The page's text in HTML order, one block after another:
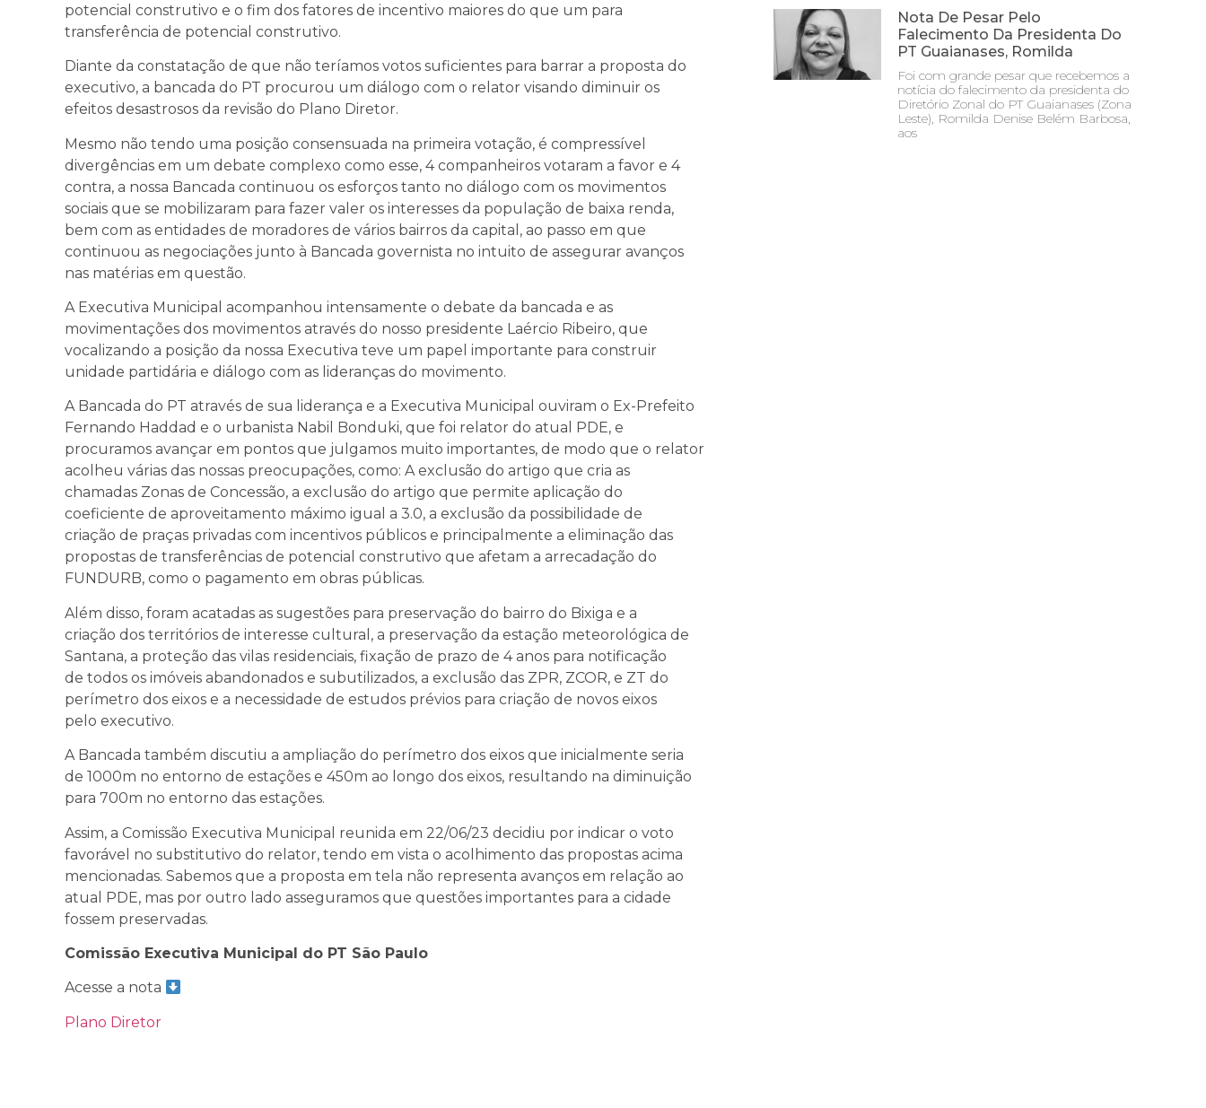
potencial construtivo e o fim dos fatores de incentivo maiores do que um para
transferência de potencial construtivo.
Diante da constatação de que não teríamos votos suficientes para barrar a proposta do
executivo, a bancada do PT procurou um diálogo com o relator visando diminuir os
efeitos desastrosos da revisão do Plano Diretor.
Mesmo não tendo uma posição consensuada na primeira votação, é compressível
divergências em um debate complexo como esse, 4 companheiros votaram a favor e 4
contra, a nossa Bancada continuou os esforços tanto no diálogo com os movimentos
sociais que se mobilizaram para fazer valer os interesses da população de baixa renda,
bem com as entidades de moradores de vários bairros da capital, ao passo em que
continuou as negociações junto à Bancada governista no intuito de assegurar avanços
nas matérias em questão.
A Executiva Municipal acompanhou intensamente o debate da bancada e as
movimentações dos movimentos através do nosso presidente Laércio Ribeiro, que
vocalizando a posição da nossa Executiva teve um papel importante para construir
unidade partidária e diálogo com as lideranças do movimento.
A Bancada do PT através de sua liderança e a Executiva Municipal ouviram o Ex-Prefeito
Fernando Haddad e o urbanista Nabil Bonduki, que foi relator do atual PDE, e
procuramos avançar em pontos que julgamos muito importantes, de modo que o relator
acolheu várias das nossas preocupações, como: A exclusão do artigo que cria as
chamadas Zonas de Concessão, a exclusão do artigo que permite aplicação do
coeficiente de aproveitamento máximo igual a 3.0, a exclusão da possibilidade de
criação de praças privadas com incentivos públicos e principalmente a eliminação das
propostas de transferências de potencial construtivo que afetam a arrecadação do
FUNDURB, como o pagamento em obras públicas.
Além disso, foram acatadas as sugestões para preservação do bairro do Bixiga e a
criação dos territórios de interesse cultural, a preservação da estação meteorológica de
Santana, a proteção das vilas residenciais, fixação de prazo de 4 anos para notificação
de todos os imóveis abandonados e subutilizados, a exclusão das ZPR, ZCOR, e ZT do
perímetro dos eixos e a necessidade de estudos prévios para criação de novos eixos
pelo executivo.
A Bancada também discutiu a ampliação do perímetro dos eixos que inicialmente seria
de 1000m no entorno de estações e 450m ao longo dos eixos, resultando na diminuição
para 700m no entorno das estações.
Assim, a Comissão Executiva Municipal reunida em 22/06/23 decidiu por indicar o voto
favorável no substitutivo do relator, tendo em vista o acolhimento das propostas acima
mencionadas. Sabemos que a proposta em tela não representa avanços em relação ao
atual PDE, mas por outro lado asseguramos que questões importantes para a cidade
fossem preservadas.
Comissão Executiva Municipal do PT São Paulo
Acesse a nota
Plano Diretor
Nota De Pesar Pelo
Falecimento Da Presidenta Do
PT Guaianases, Romilda
Foi com grande pesar que recebemos a
notícia do falecimento da presidenta do
Diretório Zonal do PT Guaianases (Zona
Leste), Romilda Denise Belém Barbosa,
aos